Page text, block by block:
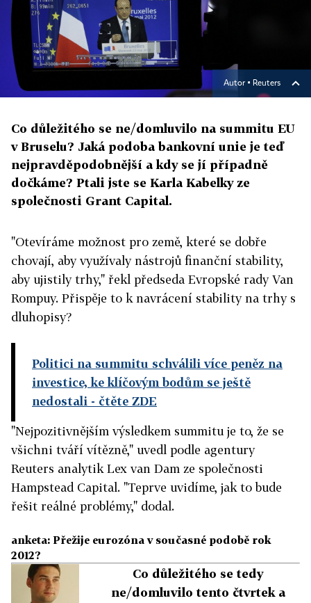
Autor ▪ Reuters
Co důležitého se ne/domluvilo na summitu EU
v Bruselu? Jaká podoba bankovní unie je teď
nejpravděpodobnější a kdy se jí případně
dočkáme? Ptali jste se Karla Kabelky ze
společnosti Grant Capital.
"Otevíráme možnost pro země, které se dobře
chovají, aby využívaly nástrojů finanční stability,
aby ujistily trhy," řekl předseda Evropské rady Van
Rompuy. Přispěje to k navrácení stability na trhy s
dluhopisy?
Politici na summitu schválili více peněz na
investice, ke klíčovým bodům se ještě
nedostali - čtěte ZDE
"Nejpozitivnějším výsledkem summitu je to, že se
všichni tváří vítězně," uvedl podle agentury
Reuters analytik Lex van Dam ze společnosti
Hampstead Capital. "Teprve uvidíme, jak to bude
řešit reálné problémy," dodal.
anketa: Přežije eurozóna v současné podobě rok
2012?
Co důležitého se tedy
ne/domluvilo tento čtvrtek a